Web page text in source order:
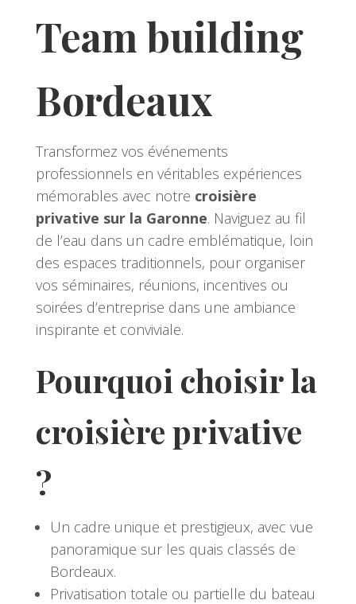
Team building
Bordeaux
Transformez vos événements
professionnels en véritables expériences
mémorables avec notre croisière
privative sur la Garonne. Naviguez au fil
de l’eau dans un cadre emblématique, loin
des espaces traditionnels, pour organiser
vos séminaires, réunions, incentives ou
soirées d’entreprise dans une ambiance
inspirante et conviviale.
Pourquoi choisir la
croisière privative
?
Un cadre unique et prestigieux, avec vue
panoramique sur les quais classés de
Bordeaux.
Privatisation totale ou partielle du bateau